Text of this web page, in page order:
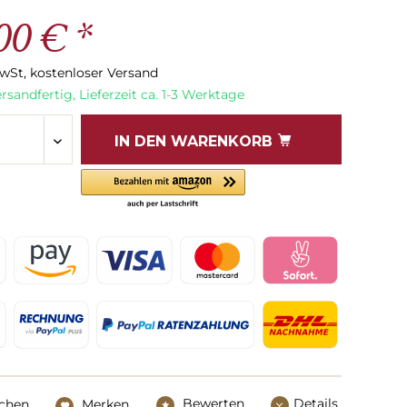
€ *
kostenloser Versand
Lieferzeit ca. 1-3 Werktage
IN DEN WARENKORB
Bewerten Details